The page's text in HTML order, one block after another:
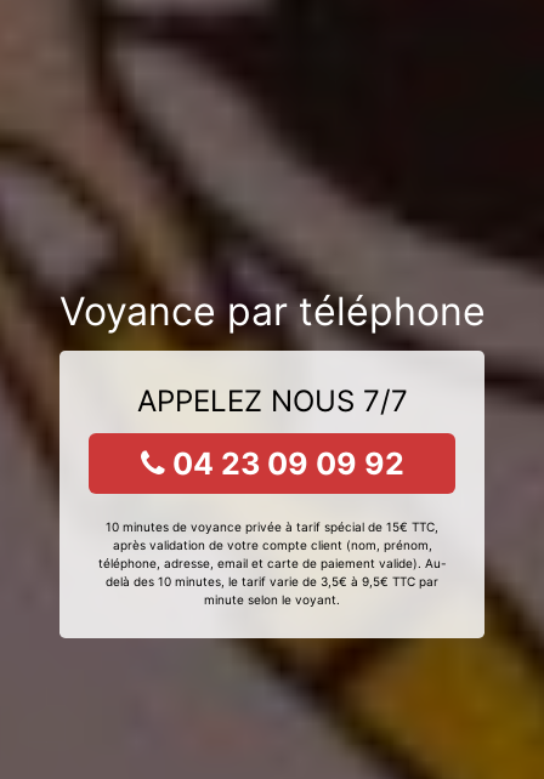
Voyance par téléphone
APPELEZ NOUS 7/7
04 23 09 09 92
10 minutes de voyance privée à tarif spécial de 15€ TTC,
après validation de votre compte client (nom, prénom,
téléphone, adresse, email et carte de paiement valide). Au-
delà des 10 minutes, le tarif varie de 3,5€ à 9,5€ TTC par
minute selon le voyant.